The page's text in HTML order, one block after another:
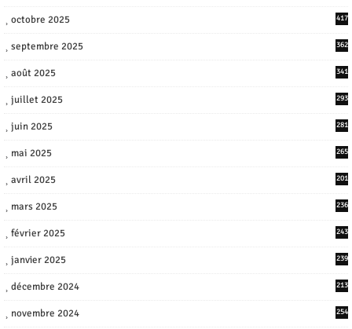
octobre 2025 417
septembre 2025 362
août 2025 341
juillet 2025 293
juin 2025 281
mai 2025 265
avril 2025 201
mars 2025 236
février 2025 243
janvier 2025 239
décembre 2024 213
novembre 2024 254